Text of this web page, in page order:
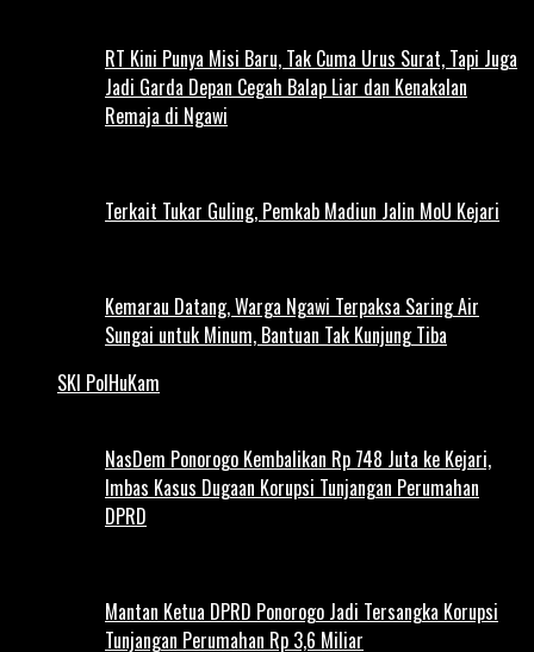
RT Kini Punya Misi Baru, Tak Cuma Urus Surat, Tapi Juga
Jadi Garda Depan Cegah Balap Liar dan Kenakalan
Remaja di Ngawi
Terkait Tukar Guling, Pemkab Madiun Jalin MoU Kejari
Kemarau Datang, Warga Ngawi Terpaksa Saring Air
Sungai untuk Minum, Bantuan Tak Kunjung Tiba
SKI PolHuKam
NasDem Ponorogo Kembalikan Rp 748 Juta ke Kejari,
Imbas Kasus Dugaan Korupsi Tunjangan Perumahan
DPRD
Mantan Ketua DPRD Ponorogo Jadi Tersangka Korupsi
Tunjangan Perumahan Rp 3,6 Miliar